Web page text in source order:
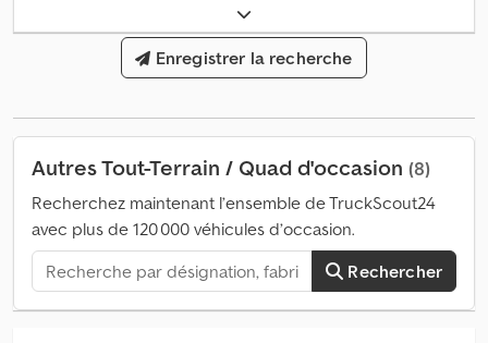
pour plus d'informations. Djdpfx Asyuuv Isb Teck
Enregistrer la recherche
Autres Tout-Terrain / Quad d'occasion (8)
Recherchez maintenant l’ensemble de TruckScout24
avec plus de 120 000 véhicules d’occasion.
Rechercher